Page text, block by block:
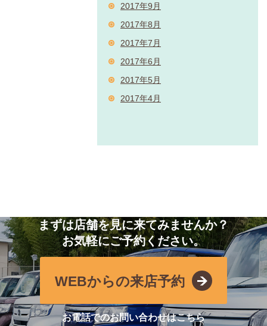
2017年9月
2017年8月
2017年7月
2017年6月
2017年5月
2017年4月
まずは店舗を見に来てみませんか？
お気軽にご予約ください。
WEBからの来店予約
お電話でのお問い合わせはこちら